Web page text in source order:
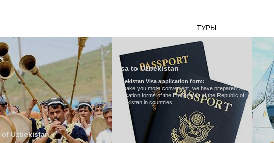
ТУРЫ
Visa to Uzbekistan
Uzbekistan Visa application form:
To make you more convenient, we have prepared visa
application forms of the Embassies of the Republic of
Uzbekistan in countries
Transfer service